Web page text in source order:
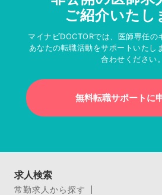
ご紹介いたし
マイナビDOCTORでは、医師専任の
あなたの転職活動をサポートいたし
合わせください。
無料転職サポートに
求人検索
常勤求人から探す